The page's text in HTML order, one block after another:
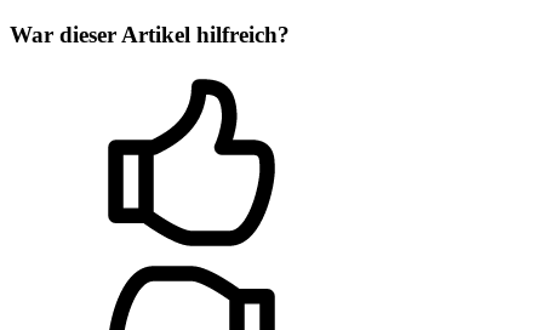
War dieser Artikel hilfreich?